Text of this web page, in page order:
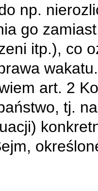
np.
go
itp.), co
wakatu.
art. 2
tj. na